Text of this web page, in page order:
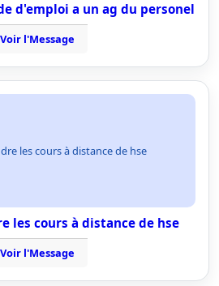
d'emploi a un ag du personel
Voir l'Message
les cours à distance de hse
les cours à distance de hse
Voir l'Message